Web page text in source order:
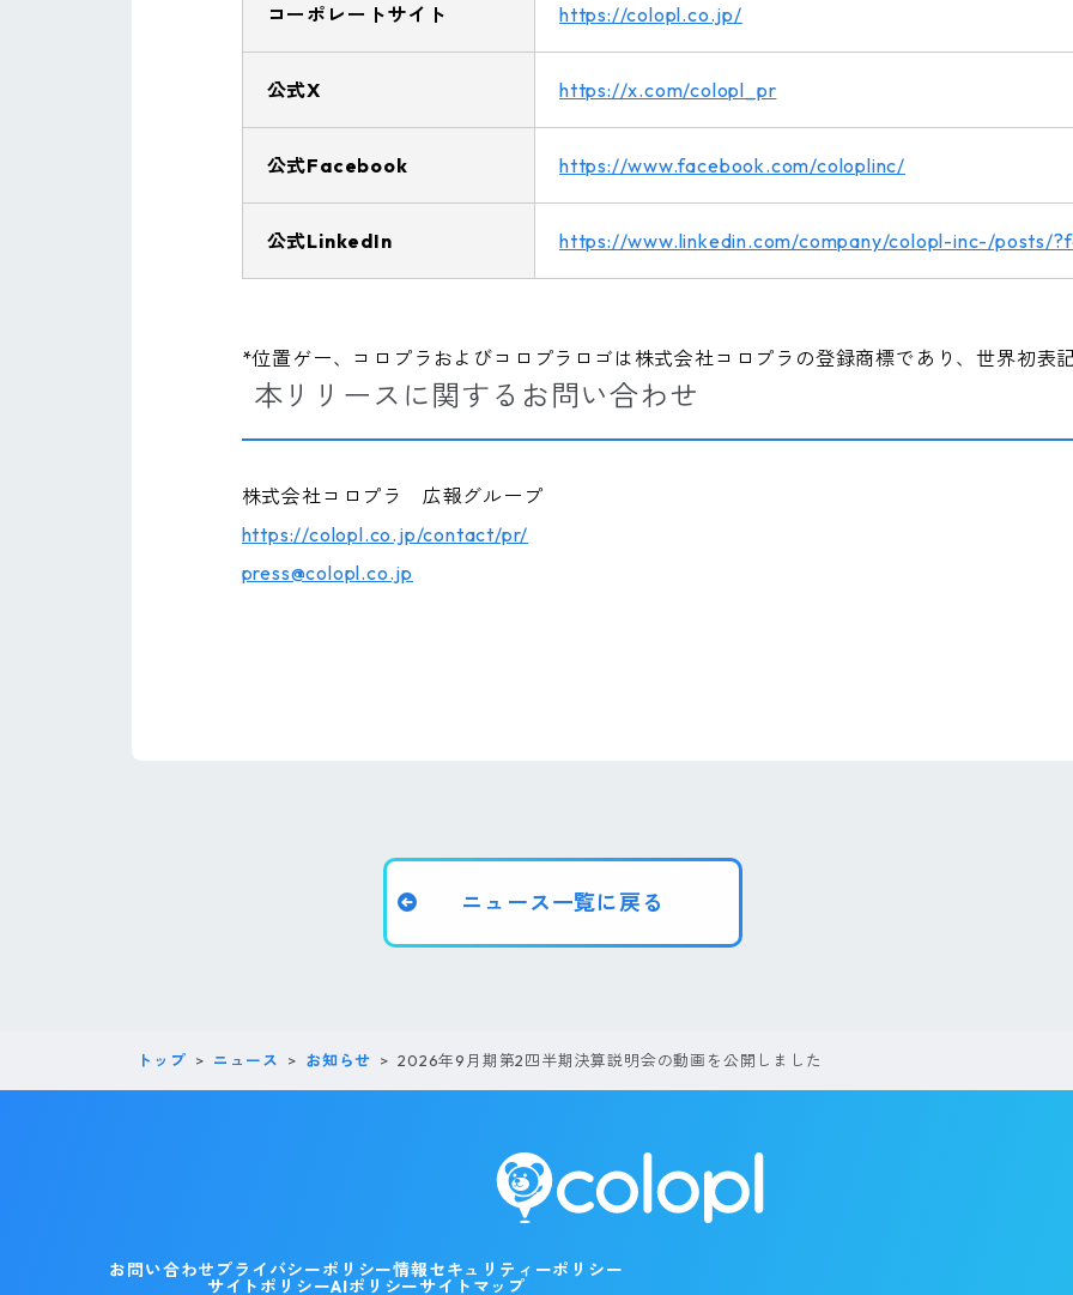
コーポレートサイト https://colopl.co.jp/
公式X https://x.com/colopl_pr
公式Facebook https://www.facebook.com/coloplinc/
公式LinkedIn https://www.linkedin.com/company/colopl-inc-/posts/
*位置ゲー、コロプラおよびコロプラロゴは株式会社コロプラの登録商標であり、世界初表
本リリースに関するお問い合わせ
株式会社コロプラ 広報グループ
https://colopl.co.jp/contact/pr/
press@colopl.co.jp
ニュース一覧に戻る
トップ ニュース お知らせ 2026年9月期第2四半期決算説明会の動画を公開しました
お問い合わせ プライバシーポリシー情報セキュリティーポリシー
サイトポリシーAIポリシーサイトマップ